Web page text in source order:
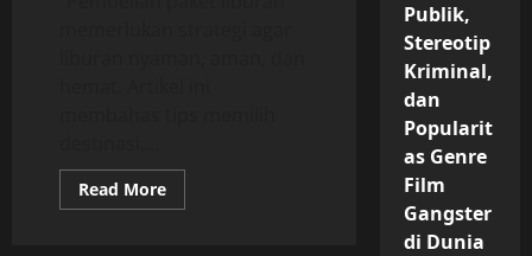
Read MoreRead
more
Publik,
Stereotip
Kriminal,
dan
Popularit
as Genre
Film
Gangster
di Dunia